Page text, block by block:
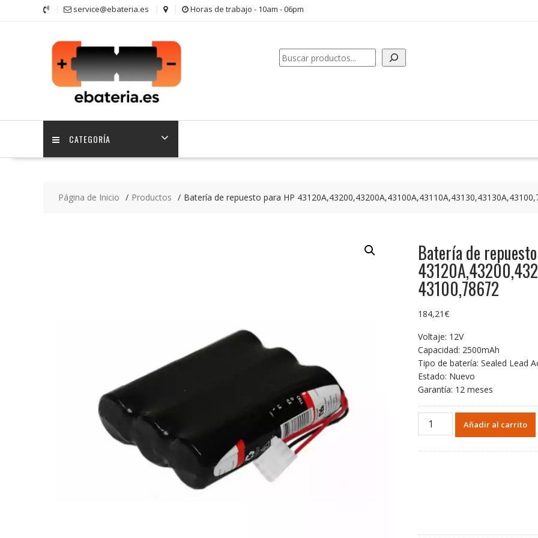
service@ebateria.es Horas de trabajo - 10am - 06pm
Buscar
CATEGORÍA
Página de Inicio Productos Batería de repuesto para HP
Batería de
43100,78672
184,21€
Voltaje: 12V
Capacidad: 2500mAh
Tipo de batería: Sealed Lead
Estado: Nuevo
Garantía: 12 meses
Batería
Añadir al carrito